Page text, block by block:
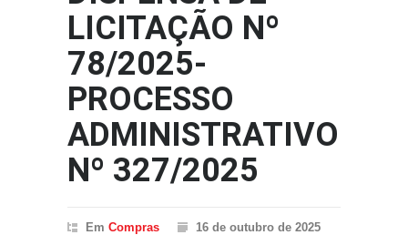
LICITAÇÃO Nº
78/2025-
PROCESSO
ADMINISTRATIVO
Nº 327/2025
Em Compras
16 de outubro de 2025